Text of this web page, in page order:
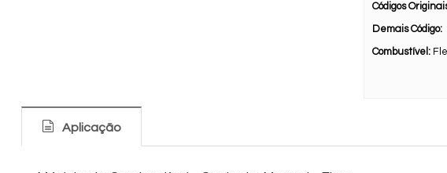
Códigos
Demais Código:
Combustível:
Aplicação